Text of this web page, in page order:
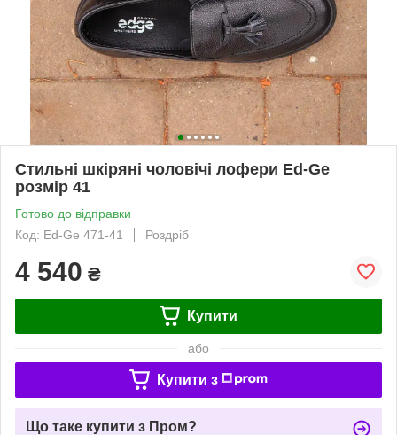
Стильні шкіряні чоловічі лофери Ed-Ge
розмір 41
Готово до відправки
Код: Ed-Ge 471-41
Роздріб
4 540 ₴
Купити
або
Купити з
Що таке купити з Пром?